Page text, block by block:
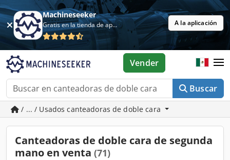
Machineseeker
Gratis en la tienda de aplicaciones A la aplicación
Buscar
Vender
/ ... / Usados canteadoras de doble cara
Canteadoras de doble cara de segunda
mano en venta (71)